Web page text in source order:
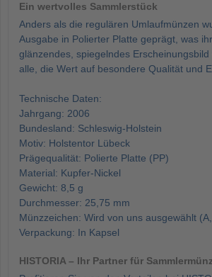
Ein wertvolles Sammlerstück
Anders als die regulären Umlaufmünzen
Ausgabe in Polierter Platte geprägt, was
glänzendes, spiegelndes
alle, die Wert auf besondere Qualität und
Technische Daten:
Jahrgang: 2006
Bundesland: Schleswig-Holstein
Motiv: Holstentor Lübeck
Prägequalität: Polierte Platte (PP)
Material: Kupfer-Nickel
Gewicht: 8,5 g
Durchmesser: 25,75 mm
Münzzeichen: Wird von uns ausgewählt
Verpackung: In Kapsel
HISTORIA – Ihr Partner für